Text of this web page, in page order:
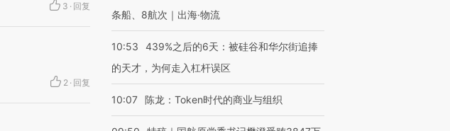
3 · 回复
2 · 回复
条船、8航次｜出海·物流
10:53
439%之后的6天：被硅谷和华尔街追捧
的天才，为何走入杠杆误区
10:07 陈龙：Token时代的商业与组织